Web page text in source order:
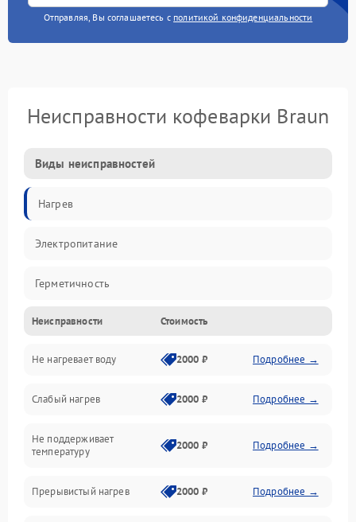
Отправляя, Вы соглашаетесь с политикой конфиденциальности
Неисправности кофеварки Braun
Виды неисправностей
Нагрев
Электропитание
Герметичность
Неисправности Стоимость
Не нагревает воду 2000 ₽ Подробнее →
Слабый нагрев 2000 ₽ Подробнее →
Не поддерживает
температуру
2000 ₽ Подробнее →
Прерывистый нагрев 2000 ₽ Подробнее →